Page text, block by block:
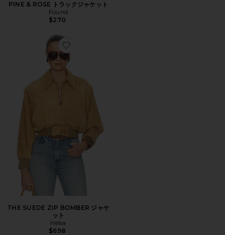
PINE & ROSE トラックジャケット
Found
$270
Favorite THE SUEDE ZIP BOMBER ジャケット
THE SUEDE ZIP BOMBER ジャケ
ット
Helsa
$698